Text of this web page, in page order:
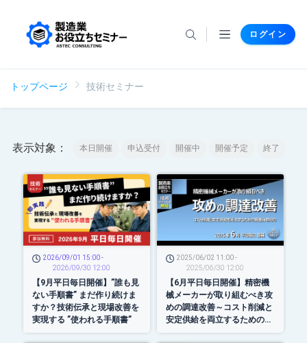
ログイン
トップページ 技術セミナー
表示対象： 本日開催 申込受付 開催中 開催予定 終了
2026/09/01 15:00 -
2026/09/30 12:00
【9月平日毎日開催】”誰も見
ない手順書” まだ作り続けま
すか？技術伝承と現場改善を
実現する ”使われる手順書”
2025/06/02 11:00 -
2025/06/30 12:00
【6月平日毎日開催】精密機
械メーカーが取り組むべき攻
めの調達改善～コスト削減と
安定供給を両立するための調
達体制作り～